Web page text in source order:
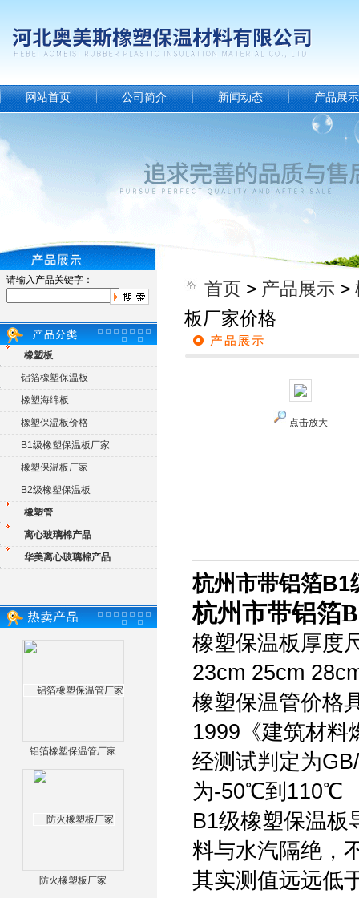
网站首页 公司简介 新闻动态 产品展示
请输入产品关键字：
橡塑板
铝箔橡塑保温板
橡塑海绵板
橡塑保温板价格
B1级橡塑保温板厂家
橡塑保温板厂家
B2级橡塑保温板
橡塑管
离心玻璃棉产品
华美离心玻璃棉产品
铝箔橡塑保温管厂家
防火橡塑板厂家
首页 > 产品展示 >
板厂家价格
点击放大
杭州市带铝箔B1
杭州市带铝箔
橡塑保温板厚度
23cm 25cm
橡塑保温管价格
1999《建筑材料
经测试判定为
为-50℃到110℃
B1级橡塑保温板
料与水汽隔绝，
其实测值远远低